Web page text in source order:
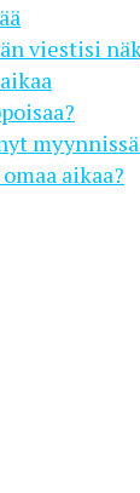
viestisi
aikaa?